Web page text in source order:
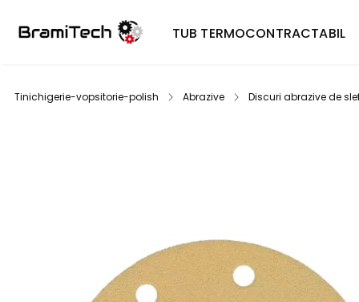
TUB TERMOCONTRACTABIL
Tinichigerie-vopsitorie-polish Abrazive Discuri abrazive de